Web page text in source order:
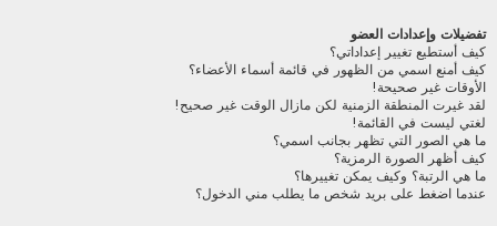
تفضيلات وإعدادات العضو
كيف أستطيع تغيير إعداداتي؟
كيف أمنع اسمي من الظهور في قائمة أسماء الأعضاء؟
الأوقات غير صحيحة!
لقد غيرت المنطقة الزمنية لكن مازال الوقت غير صحيح!
لغتي ليست في القائمة!
ما هي الصور التي تظهر بجانب اسمي؟
كيف أظهر الصورة الرمزية؟
ما هي الرتبة؟ وكيف يمكن تغييرها؟
عندما اضغط على بريد شخص ما يطلب مني الدخول؟